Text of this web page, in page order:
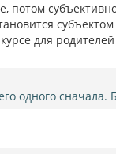
потом
для
одного сначала.